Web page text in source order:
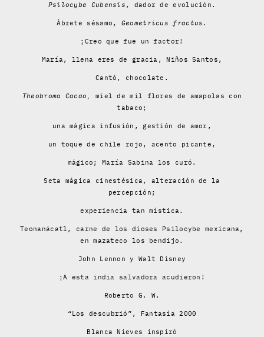
Psilocybe Cubensis , dador de evolución.
Ábrete sésamo, Geometricus fractus.
¡Creo que fue un factor!
María, llena eres de gracia, Niños Santos,
Cantó, chocolate.
Theobroma Cacao, miel de mil flores de amapolas con
tabaco;
una mágica infusión, gestión de amor,
un toque de chile rojo, acento picante,
mágico; María Sabina los curó.
Seta mágica cinestésica, alteración de la
percepción;
experiencia tan mística.
Teonanácatl, carne de los dioses Psilocybe mexicana,
en mazateco los bendijo.
John Lennon y Walt Disney
¡A esta india salvadora acudieron!
Roberto G. W.
“Los descubrió”, Fantasía 2000
Blanca Nieves inspiró